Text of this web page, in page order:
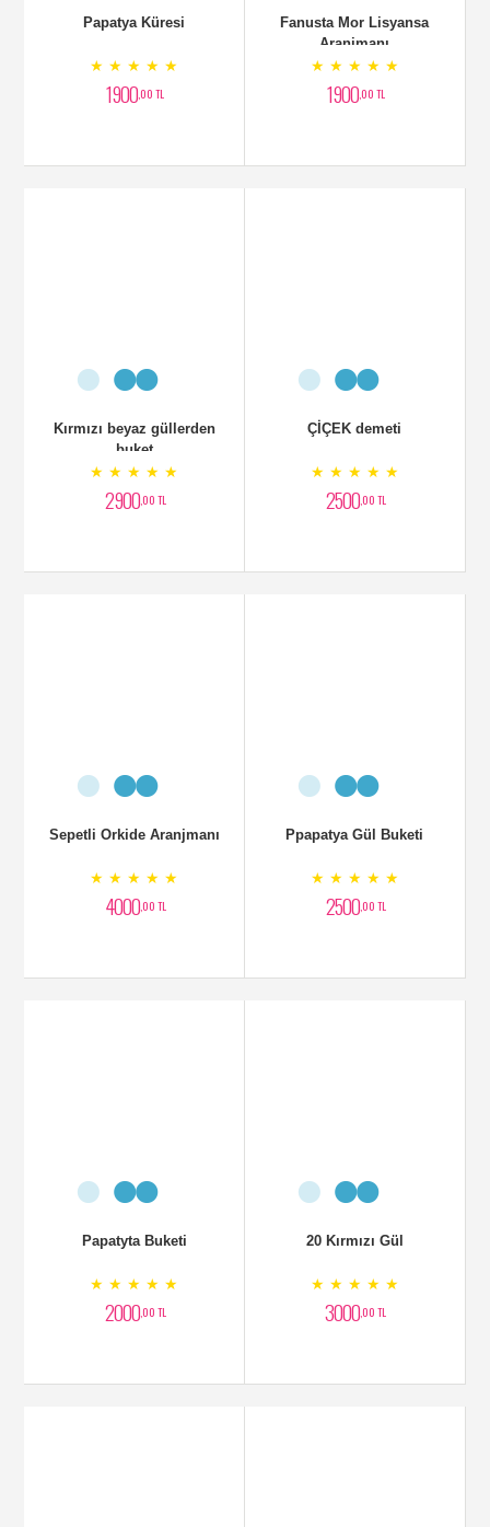
Papatya Küresi
★ ★ ★ ★ ★
1900,00 TL
Fanusta Mor Lisyansa
Aranjmanı
★ ★ ★ ★ ★
1900,00 TL
Kırmızı beyaz güllerden
buket
★ ★ ★ ★ ★
2900,00 TL
ÇİÇEK demeti
★ ★ ★ ★ ★
2500,00 TL
Sepetli Orkide Aranjmanı
★ ★ ★ ★ ★
4000,00 TL
Ppapatya Gül Buketi
★ ★ ★ ★ ★
2500,00 TL
Papatyta Buketi
★ ★ ★ ★ ★
2000,00 TL
20 Kırmızı Gül
★ ★ ★ ★ ★
3000,00 TL